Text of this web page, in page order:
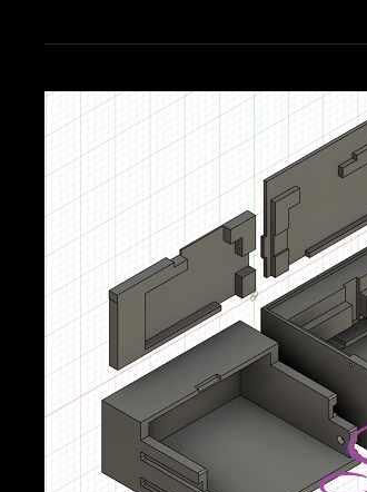
ク
ッ
シ
ン
ル
ケ
ス
仕